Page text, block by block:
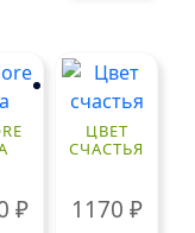
₽
ЦВЕТ
СЧАСТЬЯ
1170 ₽